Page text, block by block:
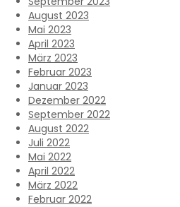
August 2023
Mai 2023
April 2023
März 2023
Februar 2023
Januar 2023
Dezember 2022
September 2022
August 2022
Juli 2022
Mai 2022
April 2022
März 2022
Februar 2022